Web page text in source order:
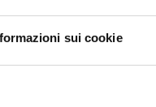
sui cookie